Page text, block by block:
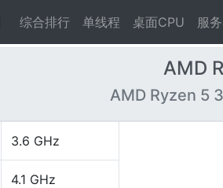
综合排行 单线程 桌面CPU 服
AMD
AMD Ryzen 5
3.6 GHz
4.1 GHz